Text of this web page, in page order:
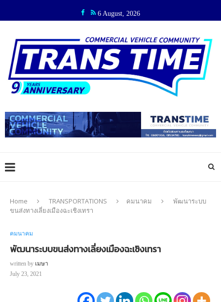
6 August, 2026
Home TRANSPORTATIONS คมนาคม
พัฒนาระบบ
ขนส่งทางเลี่ยงเมืองฉะเชิงเทรา
คมนาคม
พัฒนาระบบขนส่งทางเลี่ยงเมืองฉะเชิงเทรา
written by เมษา
July 23, 2021